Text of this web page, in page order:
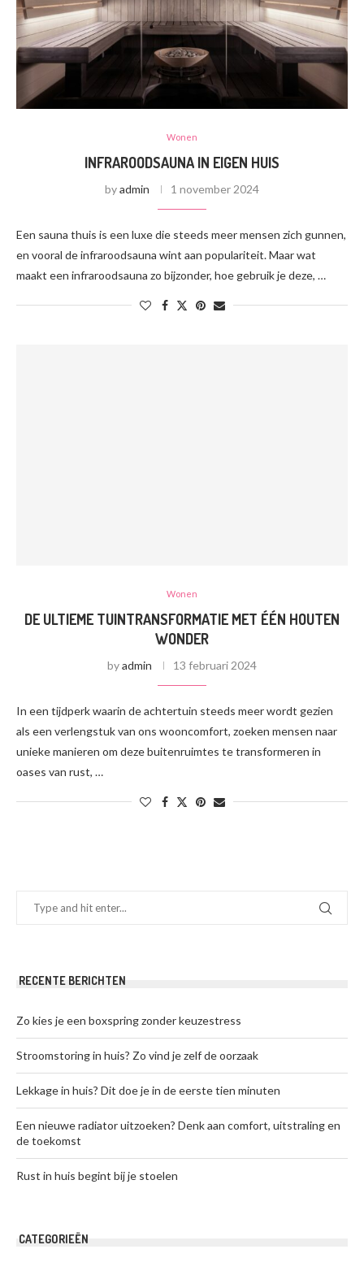
Wonen
INFRAROODSAUNA IN EIGEN HUIS
byadmin 1 november 2024
Een sauna thuis is een luxe die steeds meer mensen zich gunnen,
en vooral de infraroodsauna wint aan populariteit. Maar wat
maakt een infraroodsauna zo bijzonder, hoe gebruik je deze, …
Wonen
DE ULTIEME TUINTRANSFORMATIE MET ÉÉN HOUTEN
WONDER
byadmin 13 februari 2024
In een tijdperk waarin de achtertuin steeds meer wordt gezien
als een verlengstuk van ons wooncomfort, zoeken mensen naar
unieke manieren om deze buitenruimtes te transformeren in
oases van rust, …
RECENTE BERICHTEN
Zo kies je een boxspring zonder keuzestress
Stroomstoring in huis? Zo vind je zelf de oorzaak
Lekkage in huis? Dit doe je in de eerste tien minuten
Een nieuwe radiator uitzoeken? Denk aan comfort, uitstraling en
de toekomst
Rust in huis begint bij je stoelen
CATEGORIEËN